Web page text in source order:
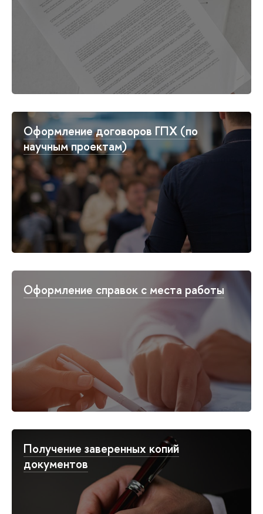
Оформление договоров ГПХ (по
научным проектам)
Оформление справок с места работы
Получение заверенных копий
документов